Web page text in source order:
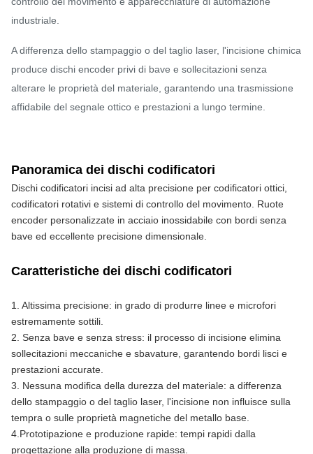
industriale.
A differenza dello stampaggio o del taglio laser, l'incisione chimica
produce dischi encoder privi di bave e sollecitazioni senza
alterare le proprietà del materiale, garantendo una trasmissione
affidabile del segnale ottico e prestazioni a lungo termine.
Panoramica dei dischi codificatori
Dischi codificatori incisi ad alta precisione per codificatori ottici,
codificatori rotativi e sistemi di controllo del movimento. Ruote
encoder personalizzate in acciaio inossidabile con bordi senza
bave ed eccellente precisione dimensionale.
Caratteristiche dei dischi codificatori
1. Altissima precisione: in grado di produrre linee e microfori
estremamente sottili.
2. Senza bave e senza stress: il processo di incisione elimina
sollecitazioni meccaniche e sbavature, garantendo bordi lisci e
prestazioni accurate.
3. Nessuna modifica della durezza del materiale: a differenza
dello stampaggio o del taglio laser, l'incisione non influisce sulla
tempra o sulle proprietà magnetiche del metallo base.
4.Prototipazione e produzione rapide: tempi rapidi dalla
progettazione alla produzione di massa.